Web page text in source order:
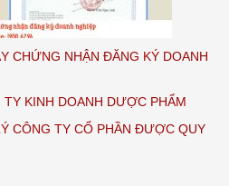
CHỨNG NHẬN ĐĂNG KÝ DOANH
KINH DOANH DƯỢC PHẨM
CÔNG TY CỔ PHẦN ĐƯỢC QUY